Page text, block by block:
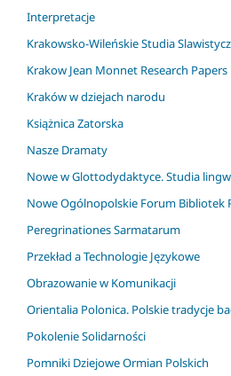
Interpretacje
Krakowsko-Wileńskie Studia
Krakow Jean Monnet Research Papers
Kraków w dziejach narodu
Książnica Zatorska
Nasze Dramaty
Nowe w Glottodydaktyce. Studia
Nowe Ogólnopolskie Forum Bibliotek
Peregrinationes Sarmatarum
Przekład a Technologie Językowe
Obrazowanie w Komunikacji
Orientalia Polonica. Polskie tradycje
Pokolenie Solidarności
Pomniki Dziejowe Ormian Polskich